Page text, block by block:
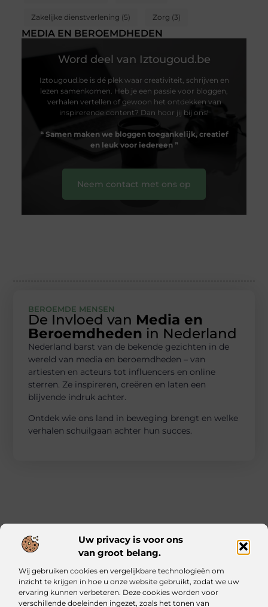
Uw privacy is voor ons
van groot belang.
Wij gebruiken cookies en vergelijkbare technologieën om
inzicht te krijgen in hoe u onze website gebruikt, zodat we uw
ervaring kunnen verbeteren. Deze cookies worden voor
verschillende doeleinden ingezet, zoals het tonen van
Zakelijke dienstverlening (5) Zorg (3)
MEDIA EN BEROEMDHEDEN
Word deel van Iztougoud.be
Iztougoud.be is dé plek waar creativiteit, schrijven en
lezen samenkomen. Heb je een passie voor bloggen,
verhalen vertellen of gewoon het ontdekken van
inspirerende content? Dan hoor jij bij ons!
❝ Samen maken we bloggen toegankelijk, creatief
en leuk voor iedereen❞
Neem contact met ons op
BEROEMDE MENSEN
De Invloed van Media en
Beroemdheden in Nederland
Nederland barst van de bekende gezichten in de
wereld van media en beroemdheden – van
artiesten en acteurs tot influencers en online
sterren. Ze inspireren, creëren en laten een
blijvende indruk achter.
Ontdek wie ons land in beweging brengt en welke
verhalen schuilgaan achter hun succes.
Main Links